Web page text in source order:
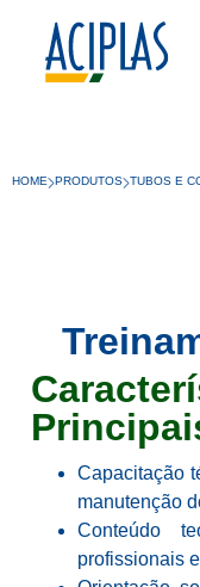
HOME PRODUTOS TUBOS E
Capacitação
manutenção
Conteúdo
profissionais